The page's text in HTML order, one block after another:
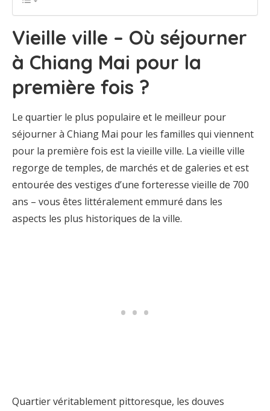
Vieille ville – Où séjourner
à Chiang Mai pour la
première fois ?
Le quartier le plus populaire et le meilleur pour
séjourner à Chiang Mai pour les familles qui viennent
pour la première fois est la vieille ville. La vieille ville
regorge de temples, de marchés et de galeries et est
entourée des vestiges d’une forteresse vieille de 700
ans – vous êtes littéralement emmuré dans les
aspects les plus historiques de la ville.
Quartier véritablement pittoresque, les douves